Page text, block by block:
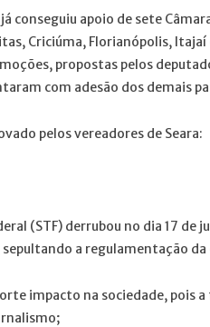
conseguiu apoio de sete
Criciúma, Florianópolis,
propostas pelos
com adesão dos demais
pelos vereadores de Seara:
(STF) derrubou no dia 17
a regulamentação
impacto na sociedade, pois